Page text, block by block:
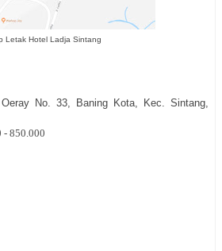
Letak Hotel Ladja Sintang
No. 33, Baning Kota, Kec. Sintang,
- 850.000